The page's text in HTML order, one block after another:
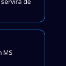
MS